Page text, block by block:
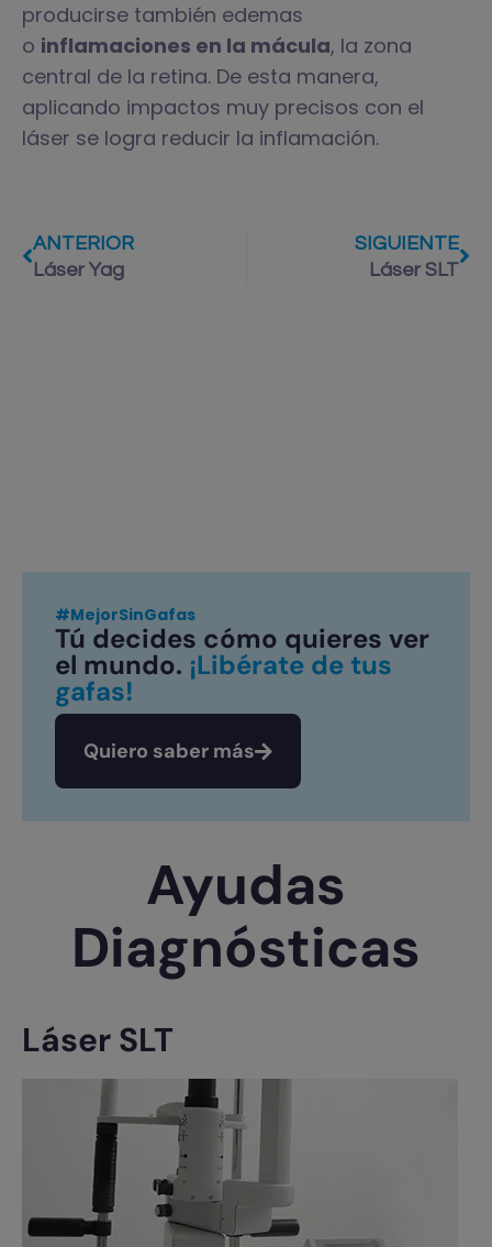
producirse también edemas
o inflamaciones en la mácula, la zona
central de la retina. De esta manera,
aplicando impactos muy precisos con el
láser se logra reducir la inflamación.
ANTERIOR
Láser Yag
SIGUIENTE
Láser SLT
#MejorSinGafas
Tú decides cómo quieres ver
el mundo. ¡Libérate de tus
gafas!
Quiero saber más
Ayudas
Diagnósticas
Láser SLT